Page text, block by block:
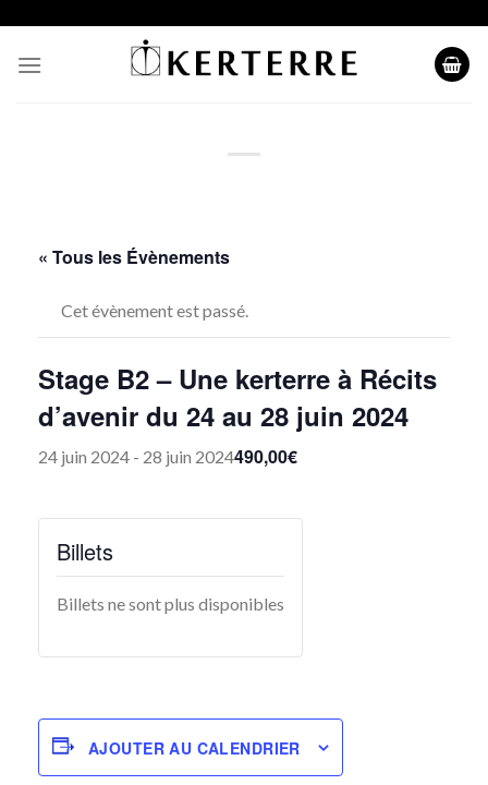
content
« Tous les Évènements
Cet évènement est passé.
Stage B2 – Une kerterre à Récits
d’avenir du 24 au 28 juin 2024
24 juin 2024 - 28 juin 2024490,00€
Billets
Billets ne sont plus disponibles
AJOUTER AU CALENDRIER